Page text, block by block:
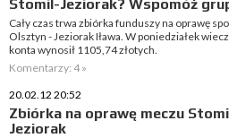
Stomil-Jeziorak? Wspomóż
Cały czas trwa zbiórka funduszy na oprawę
Olsztyn - Jeziorak Iława. W poniedziałek
konta wynosił 1105,74 złotych.
Komentarzy: 4 »
20.02.12 20:52
Zbiórka na oprawę meczu
Jeziorak